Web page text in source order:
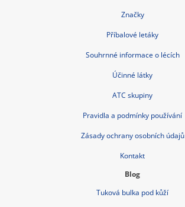
Značky
Příbalové letáky
Souhrnné informace o lécích
Účinné látky
ATC skupiny
Pravidla a podmínky používání
Zásady ochrany osobních údajů
Kontakt
Blog
Tuková bulka pod kůží